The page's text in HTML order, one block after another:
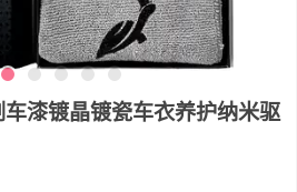
漆镀晶镀瓷车衣养护纳米驱